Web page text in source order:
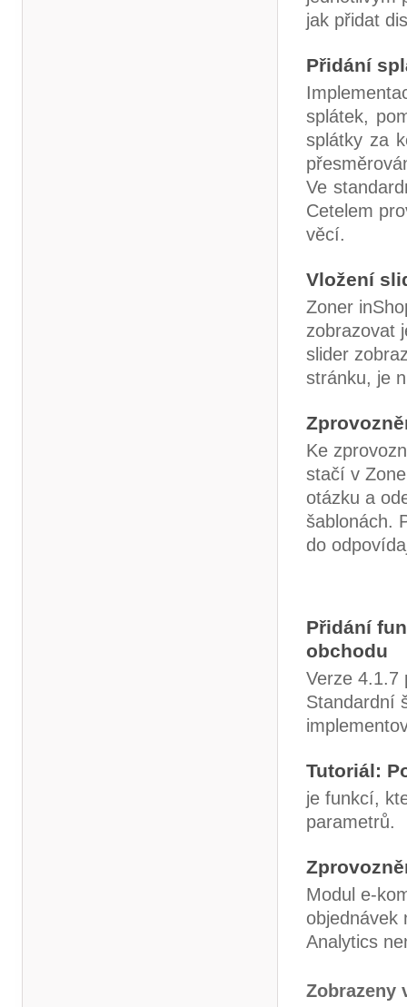
jak přidat
Přidání
splátek,
splátky za
Ve
Cetelem
věcí.
Vložení
Zoner
zobrazovat
slider
stránku, je
Ke
stačí v
otázku a
šablonách.
do
Přidání
obchodu
Verze 4.1.7
Standardní
Tutoriál:
je funkcí,
parametrů.
Modul e-
objednávek
Analytics
Zobrazeny